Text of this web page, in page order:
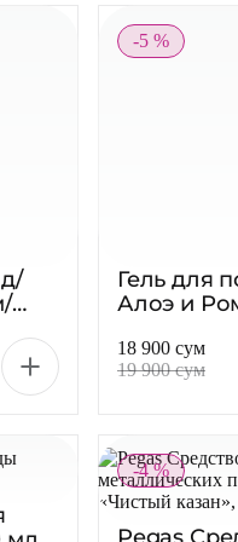
-5 %
Гель для
Алоэ и
18 900 сум
19 900 сум
-4 %